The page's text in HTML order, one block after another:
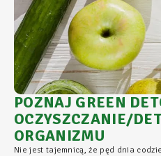
POZNAJ GREEN
OCZYSZCZANIE/
ORGANIZMU
Nie jest tajemnicą, że pęd dnia